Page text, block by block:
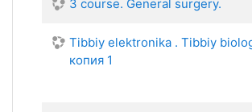
3 course. General surgery.
Tibbiy elektronika . Tibbiy
копия 1